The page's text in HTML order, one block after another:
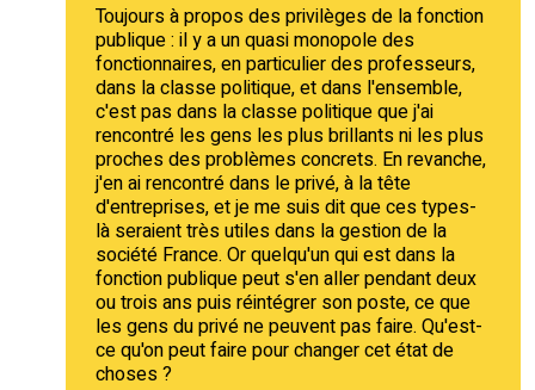
Toujours à propos des privilèges de la fonction
publique : il y a un quasi monopole des
fonctionnaires, en particulier des professeurs,
dans la classe politique, et dans l'ensemble,
c'est pas dans la classe politique que j'ai
rencontré les gens les plus brillants ni les plus
proches des problèmes concrets. En revanche,
j'en ai rencontré dans le privé, à la tête
d'entreprises, et je me suis dit que ces types-
là seraient très utiles dans la gestion de la
société France. Or quelqu'un qui est dans la
fonction publique peut s'en aller pendant deux
ou trois ans puis réintégrer son poste, ce que
les gens du privé ne peuvent pas faire. Qu'est-
ce qu'on peut faire pour changer cet état de
choses ?